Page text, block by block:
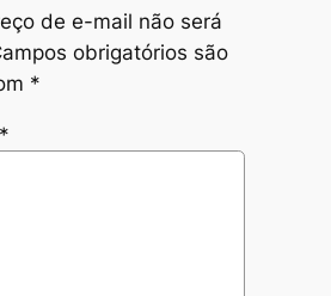
de e-mail não será
obrigatórios são
*
*